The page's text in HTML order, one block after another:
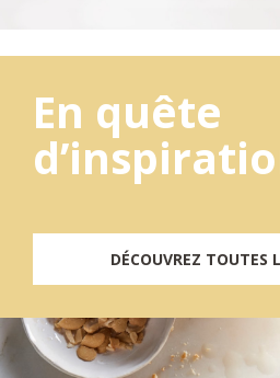
En quête
DÉCOUVREZ TOUTES